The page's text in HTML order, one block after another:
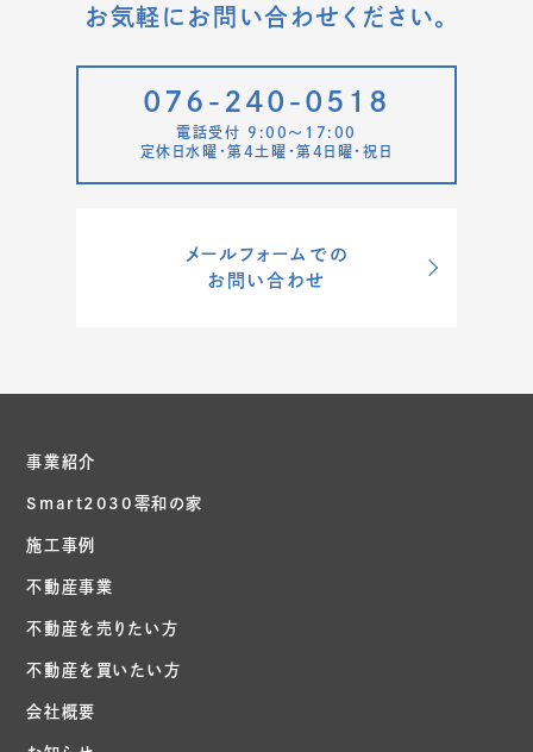
お気軽にお問い合わせください。
076-240-0518
電話受付 9:00〜17:00
定休日水曜・第4土曜・第4日曜・祝日
メールフォームでの
お問い合わせ
事業紹介
Smart2030零和の家
施工事例
不動産事業
不動産を売りたい方
不動産を買いたい方
会社概要